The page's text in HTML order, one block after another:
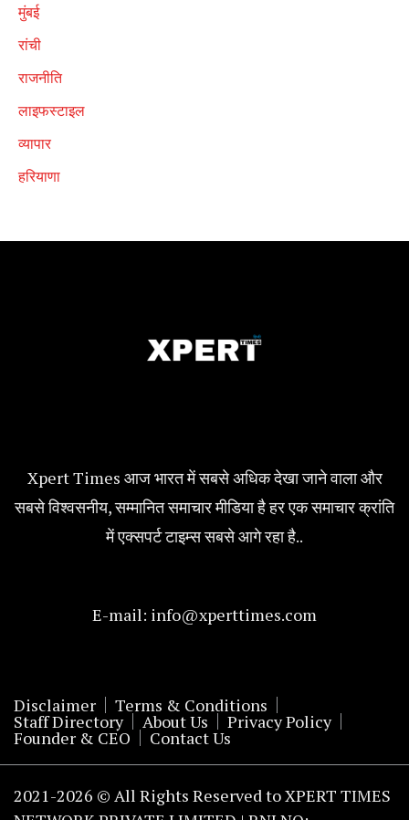
मुंबई
रांची
राजनीति
लाइफस्टाइल
व्यापार
हरियाणा
Xpert Times आज भारत में सबसे अधिक देखा जाने वाला और
सबसे विश्वसनीय, सम्मानित समाचार मीडिया है हर एक समाचार क्रांति
में एक्सपर्ट टाइम्स सबसे आगे रहा है..
E-mail: info@xperttimes.com
Disclaimer Terms & Conditions
Staff Directory About Us Privacy Policy
Founder & CEO Contact Us
2021-2026 © All Rights Reserved to XPERT TIMES